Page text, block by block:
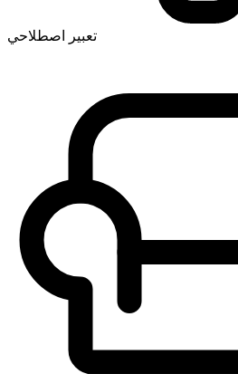
تعبير اصطلاحي